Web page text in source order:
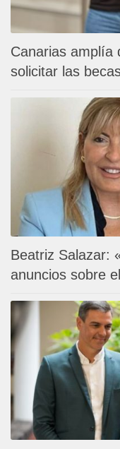
Canarias amplía
solicitar las
Beatriz Salazar:
anuncios sobre